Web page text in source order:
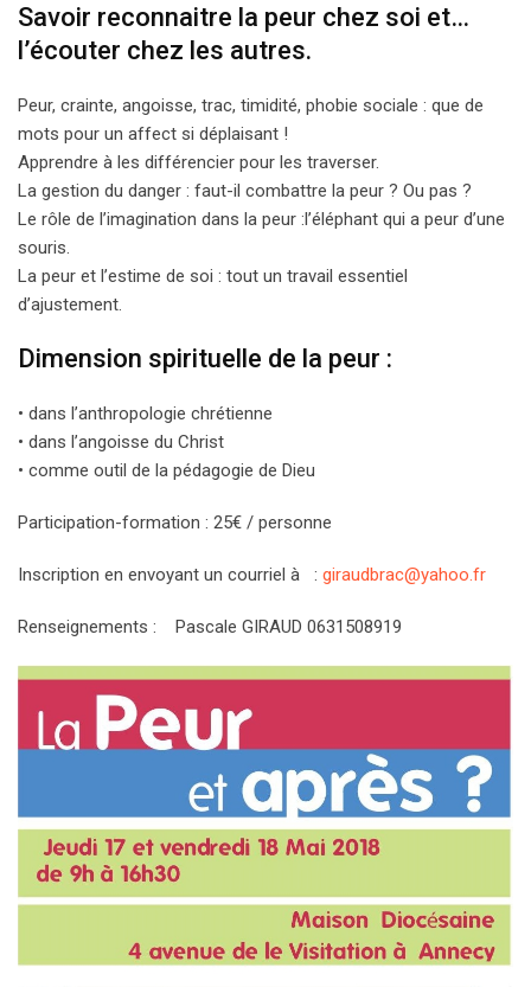
Savoir reconnaitre la peur chez soi et…
l’écouter chez les autres.
Peur, crainte, angoisse, trac, timidité, phobie sociale : que de
mots pour un affect si déplaisant !
Apprendre à les différencier pour les traverser.
La gestion du danger : faut-il combattre la peur ? Ou pas ?
Le rôle de l’imagination dans la peur :l’éléphant qui a peur d’une
souris.
La peur et l’estime de soi : tout un travail essentiel
d’ajustement.
Dimension spirituelle de la peur :
• dans l’anthropologie chrétienne
• dans l’angoisse du Christ
• comme outil de la pédagogie de Dieu
Participation-formation : 25€ / personne
Inscription en envoyant un courriel à : giraudbrac@yahoo.fr
Renseignements : Pascale GIRAUD 0631508919